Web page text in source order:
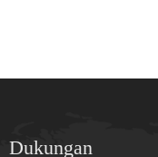
Dukungan